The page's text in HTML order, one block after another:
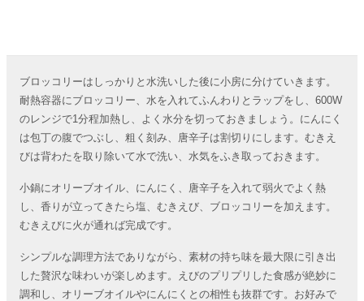
ブロッコリーはしっかりと水洗いした後に小房に分けていきます。
耐熱容器にブロッコリー、水を入れてふんわりとラップをし、600W
のレンジで1分程加熱し、よく水分を切っておきましょう。にんにく
は包丁の腹でつぶし、粗く刻み、唐辛子は割切りにします。むきえ
びは背わたを取り除いて水で洗い、水気をふき取っておきます。
小鍋にオリーブオイル、にんにく、唐辛子を入れて弱火でよく熱
し、香りが立ってきたら塩、むきえび、ブロッコリーを加えます。
むきえびに火が通れば完成です。
シンプルな調理方法でありながら、素材の持ち味を最大限に引き出
した贅沢な味わいが楽しめます。えびのプリプリした食感が絶妙に
調和し、オリーブオイルやにんにくとの相性も抜群です。お好みで